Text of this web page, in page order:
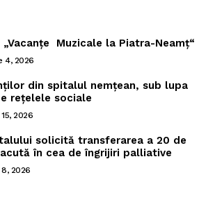
Muzicale la Piatra-Neamţ“
4, 2026
din spitalul nemţean, sub lupa
reţelele sociale
2026
solicită transferarea a 20 de
în cea de îngrijiri palliative
2026